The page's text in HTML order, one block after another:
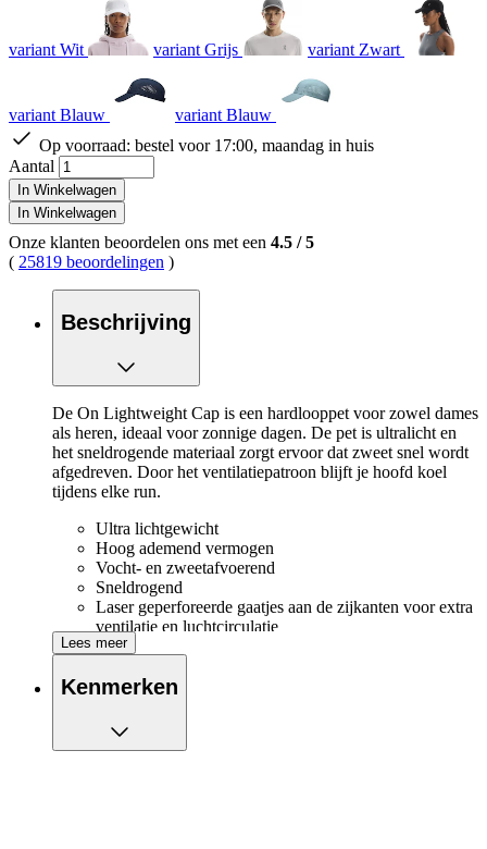
variant Wit variant Grijs variant Zwart
variant Blauw
variant Blauw
Op voorraad: bestel voor 17:00, maandag in huis
Aantal
In Winkelwagen
In Winkelwagen
Onze klanten beoordelen ons met een 4.5 /5
( 25819 beoordelingen )
Beschrijving
De On Lightweight Cap is een hardlooppet voor zowel dames
als heren, ideaal voor zonnige dagen. De pet is ultralicht en
het sneldrogende materiaal zorgt ervoor dat zweet snel wordt
afgedreven. Door het ventilatiepatroon blijft je hoofd koel
tijdens elke run.
Ultra lichtgewicht
Hoog ademend vermogen
Vocht- en zweetafvoerend
Sneldrogend
Laser geperforeerde gaatjes aan de zijkanten voor extra
ventilatie en luchtcirculatie
Verstelbare achterkant met kliksluiting
Lees meer
Kenmerken